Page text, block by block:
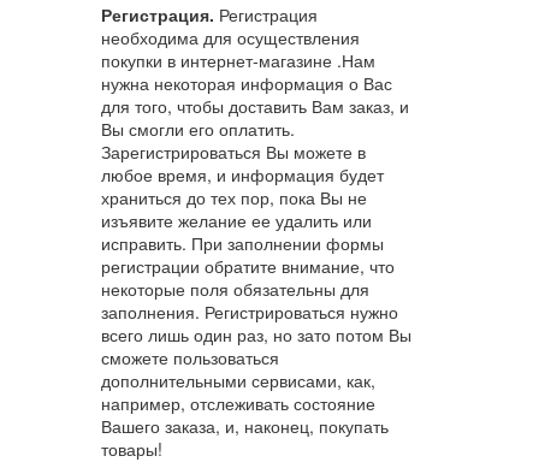
Регистрация. Регистрация
необходима для осуществления
покупки в интернет-магазине .Нам
нужна некоторая информация о Вас
для того, чтобы доставить Вам заказ, и
Вы смогли его оплатить.
Зарегистрироваться Вы можете в
любое время, и информация будет
храниться до тех пор, пока Вы не
изъявите желание ее удалить или
исправить. При заполнении формы
регистрации обратите внимание, что
некоторые поля обязательны для
заполнения. Регистрироваться нужно
всего лишь один раз, но зато потом Вы
сможете пользоваться
дополнительными сервисами, как,
например, отслеживать состояние
Вашего заказа, и, наконец, покупать
товары!